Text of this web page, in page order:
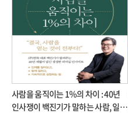
사람을 움직이는 1％의 차이 : 40년
인사쟁이 백진기가 말하는 사람, 일